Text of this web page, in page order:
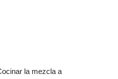
la mezcla a